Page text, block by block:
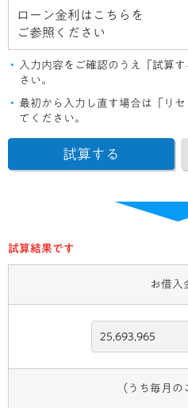
ローン金利はこちらを
ご参照ください
入力内容をご確認のうえ「試算
さい。
最初から入力し直す場合は「リ
てください。
試算結果です
お借入
（うち毎月の